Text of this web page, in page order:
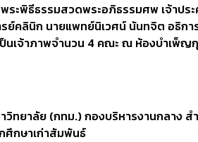
ะพิธีธรรมสวดพระอภิธรรมศพ เจ้าป
ย์คลินิก นายแพทย์นิเวศน์ นันทจิต อธิก
เจ้าภาพจำนวน 4 คณะ ณ ห้องบำเพ็ญ
ทยาลัย (กทม.) กองบริหารงานกลาง
ศึกษาเก่าสัมพันธ์